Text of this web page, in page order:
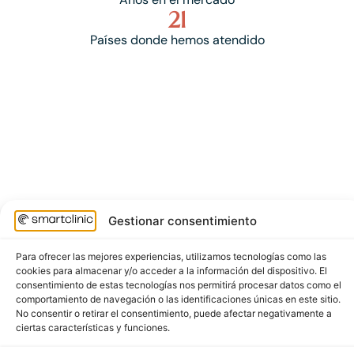
Gestionar consentimiento
Para ofrecer las mejores experiencias, utilizamos tecnologías como las
cookies para almacenar y/o acceder a la información del dispositivo. El
consentimiento de estas tecnologías nos permitirá procesar datos como el
comportamiento de navegación o las identificaciones únicas en este sitio.
No consentir o retirar el consentimiento, puede afectar negativamente a
ciertas características y funciones.
Países donde hemos atendido
21